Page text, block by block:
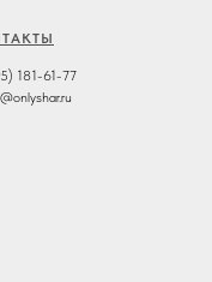
181-61-77